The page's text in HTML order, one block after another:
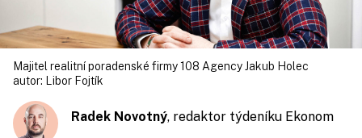
Majitel realitní poradenské firmy 108 Agency Jakub Holec
autor:
Libor Fojtík
Radek Novotný, redaktor týdeníku Ekonom